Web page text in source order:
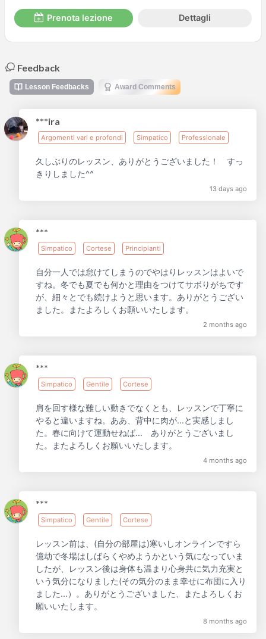
Prenota lezione Dettagli
Feedback
Lesson Feedbacks Award Comments
***ira
Argomenti vari e profondi Simpatico Professionale
久しぶりのレッスン、ありがとうございました！ すっ
きりしました^^
13 days ago
***
Simpatico Cortese Principianti
自分一人では怠けてしまうのでやはりレッスンはよいで
すね。冬でも夏でも何かと理由をつけてサボりがちです
が、細々とでも続けようと思います。ありがとうござい
ました。またよろしくお願いいたします。
2 months ago
***
Simpatico Gentile Cortese
肩を回す様な難しい動きでなくとも、レッスンで丁寧に
やると違いますね。ああ、背中に肉が…と実感しまし
た。春に向けて運動せねば… ありがとうございまし
た。またよろしくお願いいたします。
4 months ago
***
Simpatico Gentile Cortese
レッスン前は、(自分の部屋は)寒いしオンラインですら
億劫で冬場はしばらくやめようかという気になっていま
したが、レッスン後は身体も温まり心身共に気力充実と
いう気分になりました(その気分のまま幸せに布団に入り
ました...）。ありがとうございました、またよろしくお
願いいたします。
8 months ago